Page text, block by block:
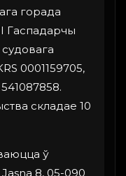
горада
Гаспадарчы
0001159705,
складае 10
ў
8, 05-090